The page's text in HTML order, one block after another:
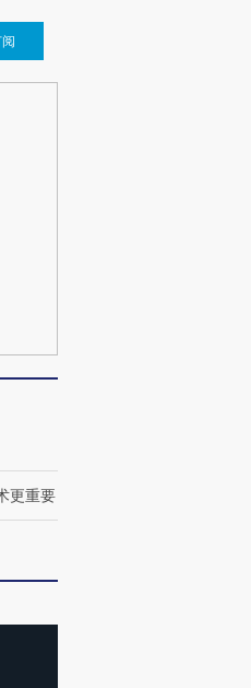
视线｜“入侵”还是“人道危
飞地休达
更重要